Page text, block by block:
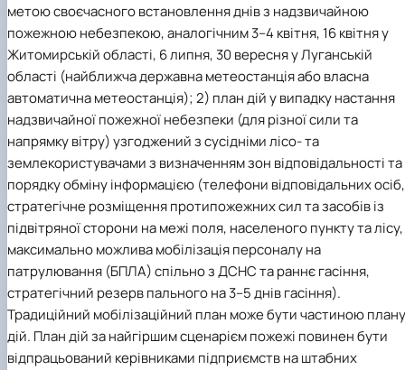
метою своєчасного встановлення днів з надзвичайною
пожежною небезпекою, аналогічним 3–4 квітня, 16 квітня у
Житомирській області, 6 липня, 30 вересня у Луганській
області (найближча державна метеостанція або власна
автоматична метеостанція); 2) план дій у випадку настання
надзвичайної пожежної небезпеки (для різної сили та
напрямку вітру) узгоджений з сусідніми лісо- та
землекористувачами з визначенням зон відповідальності та
порядку обміну інформацією (телефони відповідальних осіб,
стратегічне розміщення протипожежних сил та засобів із
підвітряної сторони на межі поля, населеного пункту та лісу,
максимально можлива мобілізація персоналу на
патрулювання (БПЛА) спільно з ДСНС та раннє гасіння,
стратегічний резерв пального на 3–5 днів гасіння).
Традиційний мобілізаційний план може бути частиною плану
дій. План дій за найгіршим сценарієм пожежі повинен бути
відпрацьований керівниками підприємств на штабних